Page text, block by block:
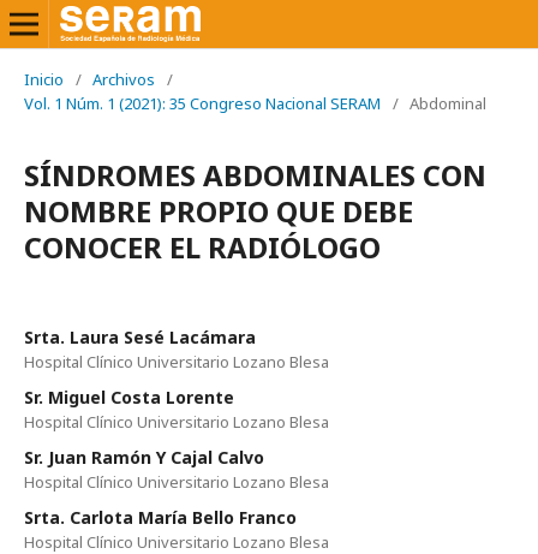
Inicio / Archivos
/
Vol. 1 Núm. 1 (2021): 35 Congreso Nacional SERAM
/ Abdominal
SÍNDROMES ABDOMINALES CON
NOMBRE PROPIO QUE DEBE
CONOCER EL RADIÓLOGO
Srta. Laura Sesé Lacámara
Hospital Clínico Universitario Lozano Blesa
Sr. Miguel Costa Lorente
Hospital Clínico Universitario Lozano Blesa
Sr. Juan Ramón Y Cajal Calvo
Hospital Clínico Universitario Lozano Blesa
Srta. Carlota María Bello Franco
Hospital Clínico Universitario Lozano Blesa